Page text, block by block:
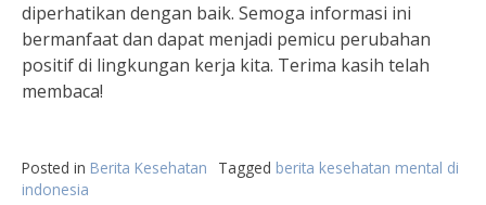
diperhatikan dengan baik. Semoga informasi ini
bermanfaat dan dapat menjadi pemicu perubahan
positif di lingkungan kerja kita. Terima kasih telah
membaca!
Posted in Berita Kesehatan Tagged berita kesehatan mental di
indonesia